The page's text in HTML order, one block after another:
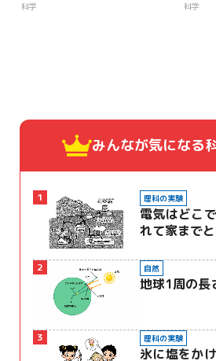
科学 科学
みんなが気になる
1 理科の実験
電気はどこ
れて家まで
2 自然
地球1周の長
3 理科の実験
氷に塩をか